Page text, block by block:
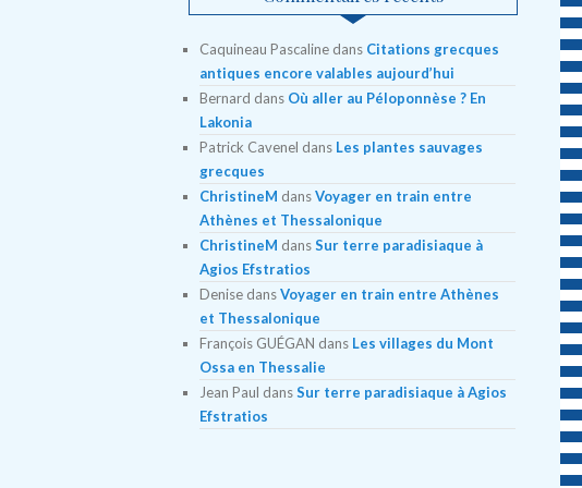
Caquineau Pascalinedans Citations grecques
antiques encore valables aujourd’hui
Bernard dans Où aller au Péloponnèse ? En
Lakonia
Patrick Cavenel dans Les plantes sauvages
grecques
ChristineM dansVoyager en train entre
Athènes et Thessalonique
ChristineM dansSur terre paradisiaque à
Agios Efstratios
DenisedansVoyager en train entre Athènes
et Thessalonique
François GUÉGAN dans Les villages du Mont
Ossa en Thessalie
Jean Paul dansSur terre paradisiaque à Agios
Efstratios